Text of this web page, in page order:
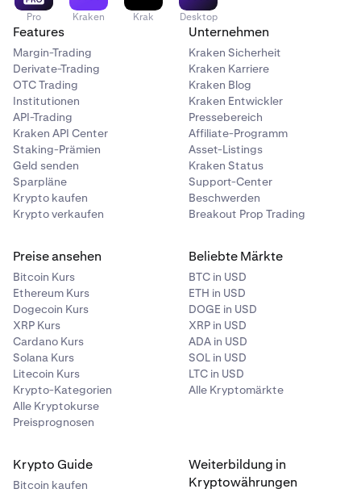
Pro Kraken Krak Desktop
Features
Margin-Trading
Derivate-Trading
OTC Trading
Institutionen
API-Trading
Kraken API Center
Staking-Prämien
Geld senden
Sparpläne
Krypto kaufen
Krypto verkaufen
Unternehmen
Kraken Sicherheit
Kraken Karriere
Kraken Blog
Kraken Entwickler
Pressebereich
Affiliate-Programm
Asset-Listings
Kraken Status
Support-Center
Beschwerden
Breakout Prop Trading
Preise ansehen
Bitcoin Kurs
Ethereum Kurs
Dogecoin Kurs
XRP Kurs
Cardano Kurs
Solana Kurs
Litecoin Kurs
Krypto-Kategorien
Alle Kryptokurse
Preisprognosen
Beliebte Märkte
BTC in USD
ETH in USD
DOGE in USD
XRP in USD
ADA in USD
SOL in USD
LTC in USD
Alle Kryptomärkte
Krypto Guide
Bitcoin kaufen
Weiterbildung in
Kryptowährungen